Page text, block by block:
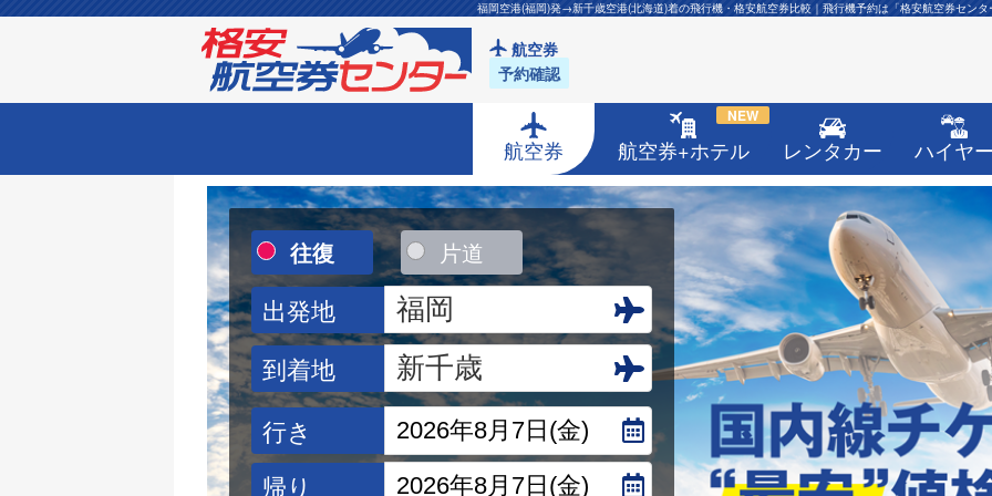
福岡空港(福岡)発→新千歳空港(北海道)着の飛行機・格安航空券比較｜飛行機予約は「格安航空券センタ
航空券
予約確認
航空券 航空券+ホテル
NEW
レンタカー ハイヤ
往復 片道
出発地
到着地
行き
帰り